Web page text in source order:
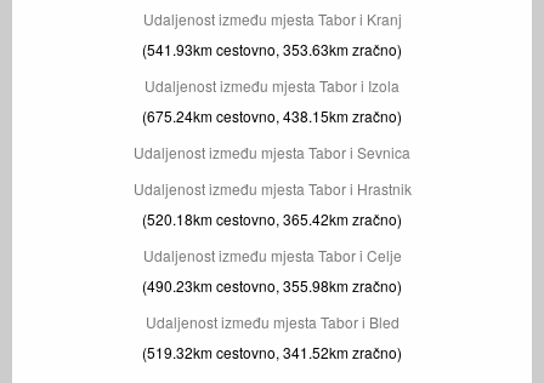
Udaljenost između mjesta Tabor i Kranj
(541.93km cestovno, 353.63km zračno)
Udaljenost između mjesta Tabor i Izola
(675.24km cestovno, 438.15km zračno)
Udaljenost između mjesta Tabor i Sevnica
Udaljenost između mjesta Tabor i Hrastnik
(520.18km cestovno, 365.42km zračno)
Udaljenost između mjesta Tabor i Celje
(490.23km cestovno, 355.98km zračno)
Udaljenost između mjesta Tabor i Bled
(519.32km cestovno, 341.52km zračno)